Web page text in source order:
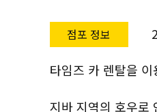
점포 정보
타임즈 카 렌탈을
지바 지역의 호우로